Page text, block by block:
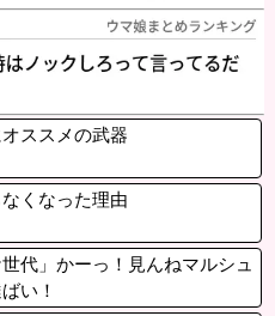
ススメの武器
くなった理由
代」かーっ！見んねマルシュ
い！